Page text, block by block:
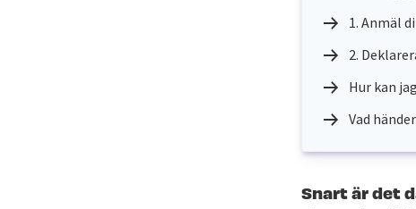
1. Anmäl
2.
Hur kan
Vad
Snart är det